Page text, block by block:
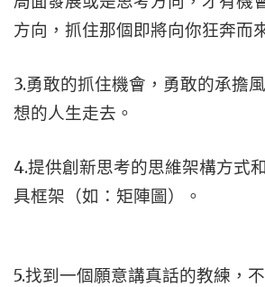
方向，抓住那個即將向你狂奔而
3.勇敢的抓住機會，勇敢的承擔
想的人生走去。
4.提供創新思考的思維架構方式
具框架（如：矩陣圖）。
5.找到一個願意講真話的教練，